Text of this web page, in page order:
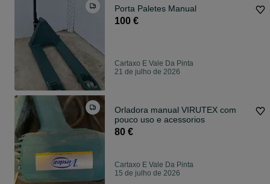
Porta Paletes Manual
100 €
Cartaxo E Vale Da Pinta
21 de julho de 2026
Orladora manual VIRUTEX com
pouco uso e acessorios
80 €
Cartaxo E Vale Da Pinta
15 de julho de 2026